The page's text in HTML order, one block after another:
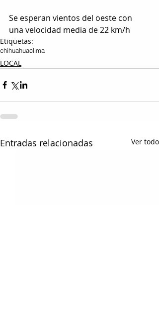
Se esperan vientos del oeste con
una velocidad media de 22 km/h
Etiquetas:
chihuahuaclima
LOCAL
Entradas relacionadas Ver todo